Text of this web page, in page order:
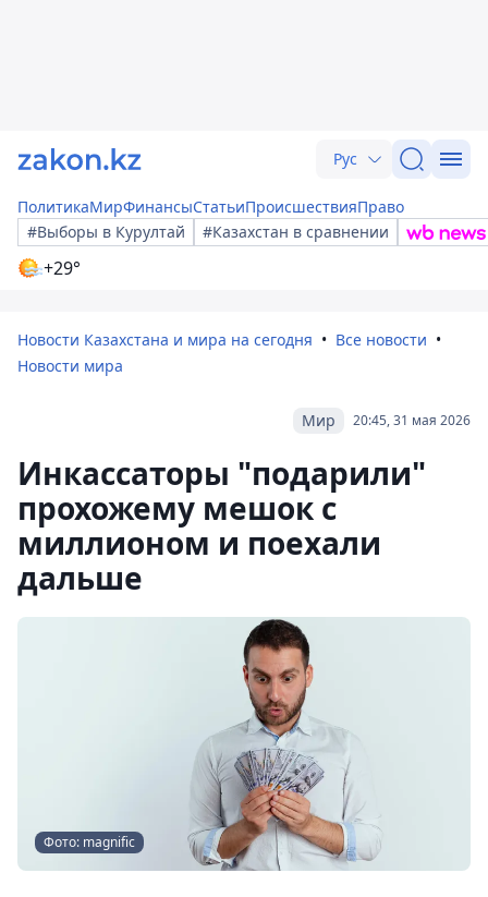
Рус
ПолитикаМирФинансыСтатьиПроисшествияПраво
#Выборы в Курултай
#Казахстан в сравнении
+29°
Новости Казахстана и мира на сегодня
Все новости
Новости мира
20:45, 31 мая 2026
Мир
Инкассаторы "подарили"
прохожему мешок с
миллионом и поехали
дальше
Фото: magnific